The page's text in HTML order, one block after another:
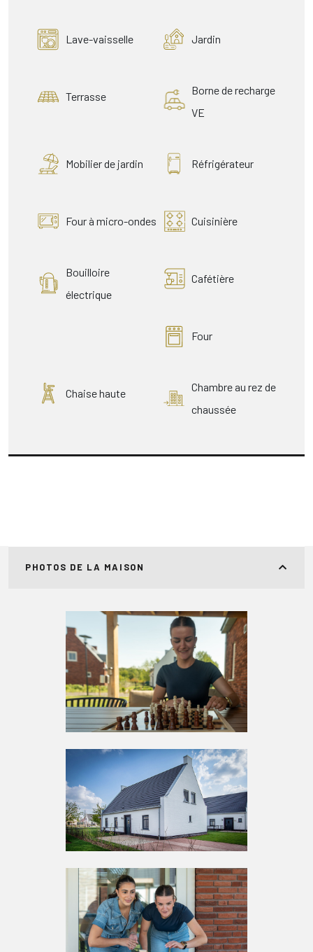
Lave-vaisselle Jardin
Terrasse
Borne de recharge
VE
Mobilier de jardin Réfrigérateur
Four à micro-ondes Cuisinière
Bouilloire
électrique
Cafétière
Four
Chaise haute
Chambre au rez de
chaussée
PHOTOS DE LA MAISON